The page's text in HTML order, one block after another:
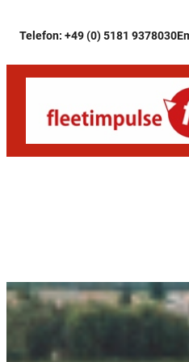
Inhalt
springen
Telefon: +49 (0) 5181 9378030